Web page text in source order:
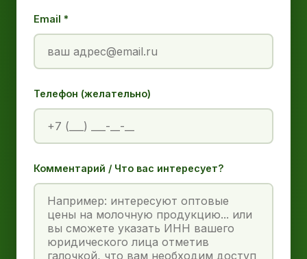
Email *
Телефон (желательно)
Комментарий / Что вас интересует?